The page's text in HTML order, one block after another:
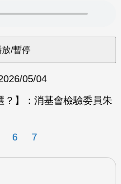
05/04
？】：消基會檢驗委員朱
6 7